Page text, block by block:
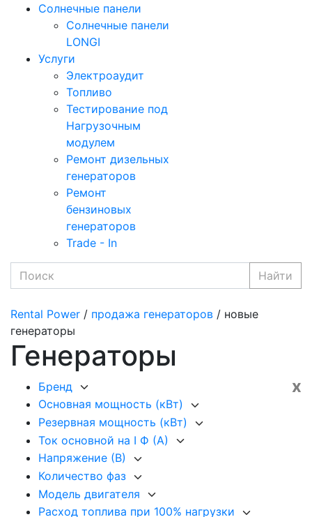
Солнечные панели
Солнечные панели
LONGI
Услуги
Электроаудит
Топливо
Тестирование под
Нагрузочным
модулем
Ремонт дизельных
генераторов
Ремонт
бензиновых
генераторов
Trade - In
Найти
Rental Power / продажа генераторов / новые
генераторы
Генераторы
x
Бренд
Основная мощность (кВт)
Резервная мощность (кВт)
Ток основной на I Ф (А)
Напряжение (В)
Количество фаз
Модель двигателя
Расход топлива при 100% нагрузки